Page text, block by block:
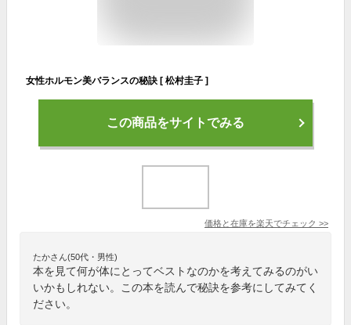
女性ホルモン美バランスの秘訣 [ 松村圭子 ]
この商品をサイトでみる
価格と在庫を楽天でチェック >>
たかさん(50代・男性)
本を見て何が体にとってベストなのかを考えてみるのがい
いかもしれない。この本を読んで秘訣を参考にしてみてく
ださい。